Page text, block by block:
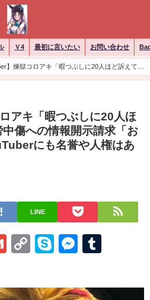
Ｖ4 最初に言いたい お問い合わせ
】煉獄コロアキ「暇つぶしに20人ほど訴えてみ
ら覚悟しろ」「YouTuberにも名誉や人権はあ
アキ「暇つぶしに20人ほ
傷への情報開示請求「お
にも名誉や人権はあ
LINE
GmailCopySkype